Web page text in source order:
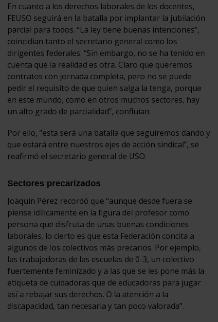
En cuanto a los derechos laborales de los docentes,
FEUSO seguirá en la batalla por implantar la jubilación
parcial para todos. “La ley tiene buenas intenciones”,
coincidían tanto el secretario general como los
dirigentes federales. “Sin embargo, no se ha tenido en
cuenta que la realidad es otra. Claro que queremos
contratos con jornada completa, pero no se puede
pedir el requisito de que quien salga la tenga, porque
en este mundo, como en otros muchos sectores, hay
un alto grado de parcialidad”, confluían.
Por ello, “esta será una batalla que seguiremos dando y
que estará entre nuestros ejes de acción sindical”, se
reafirmó el secretario general de USO.
Sectores precarizados
Joaquín Pérez recordó que “aunque desde fuera se
piense idílicamente en la figura del profesor como
persona que disfruta de unas buenas condiciones
laborales, lo cierto es que esta Federación concita a
algunos de los colectivos más precarios. Por ejemplo,
las trabajadoras de las escuelas de 0-3, un colectivo
fuertemente feminizado y a las que se les pone más la
etiqueta de cuidadoras que de educadoras para jugar
así a rebajar sus derechos. O la atención a la
discapacidad, tan necesaria y tan poco valorada”.